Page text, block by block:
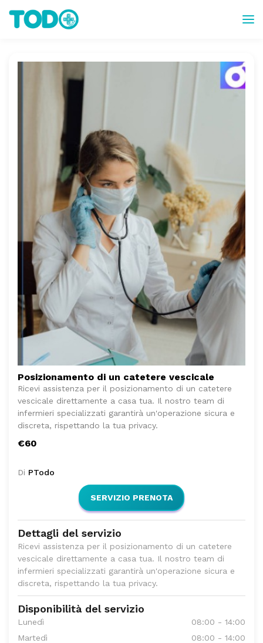
Posizionamento di un catetere vescicale
Ricevi assistenza per il posizionamento di un catetere
vescicale direttamente a casa tua. Il nostro team di
infermieri specializzati garantirà un'operazione sicura e
discreta, rispettando la tua privacy.
€60
Di PTodo
SERVIZIO PRENOTA
Dettagli del servizio
Ricevi assistenza per il posizionamento di un catetere
vescicale direttamente a casa tua. Il nostro team di
infermieri specializzati garantirà un'operazione sicura e
discreta, rispettando la tua privacy.
Disponibilità del servizio
Lunedì
08:00 - 14:00
Martedì
08:00 - 14:00